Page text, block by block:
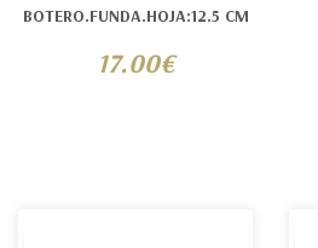
BOTERO.FUNDA.HOJA:12.5 CM
17.00€